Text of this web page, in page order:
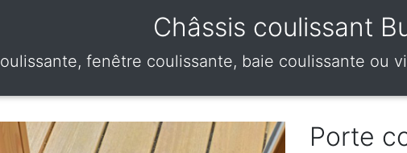
Châssis coulissant
fenêtre coulissante, baie coulissante ou
Porte